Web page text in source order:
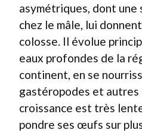
asymétriques, dont une
chez le mâle, lui
colosse. Il évolue
eaux profondes de la
continent, en se
gastéropodes et autres
croissance est très
pondre ses œufs sur